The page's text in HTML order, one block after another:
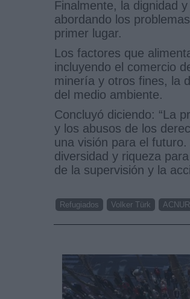
Finalmente, la dignidad
abordando los
primer lugar.
Los factores que
incluyendo el comercio
minería y otros fines, la
del medio ambiente.
Concluyó diciendo: “La
y los abusos de los
una visión para el
diversidad y riqueza
de la supervisión y la
Refugiados Volker Türk ACNUR